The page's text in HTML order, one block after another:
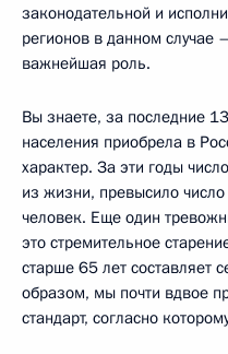
законодательной и
регионов в данном случае
важнейшая роль.
Вы знаете, за последние
населения приобрела в
характер. За эти годы
из жизни, превысило
человек. Еще один
это стремительное
старше 65 лет составляет
образом, мы почти вдвое
стандарт, согласно